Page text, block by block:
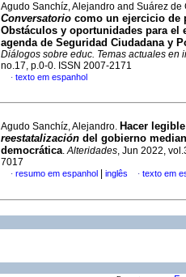
Agudo Sanchíz, Alejandro and Suárez de
Conversatorio como un ejercicio de
Obstáculos y oportunidades para el
agenda de Seguridad Ciudadana y
Diálogos sobre educ. Temas actuales en
no.17, p.0-0. ISSN 2007-2171
· texto em espanhol
Agudo Sanchíz, Alejandro. Hacer
reestatalización del gobierno
democrática.Alteridades, Jun 2022,
7017
· resumo em espanhol inglês · texto em